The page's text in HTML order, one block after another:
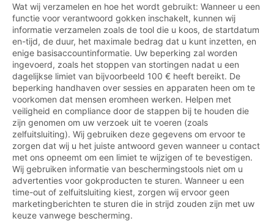
Wat wij verzamelen en hoe het wordt gebruikt: Wanneer u een
functie voor verantwoord gokken inschakelt, kunnen wij
informatie verzamelen zoals de tool die u koos, de startdatum
en-tijd, de duur, het maximale bedrag dat u kunt inzetten, en
enige basisaccountinformatie. Uw beperking zal worden
ingevoerd, zoals het stoppen van stortingen nadat u een
dagelijkse limiet van bijvoorbeeld 100 € heeft bereikt. De
beperking handhaven over sessies en apparaten heen om te
voorkomen dat mensen eromheen werken. Helpen met
veiligheid en compliance door de stappen bij te houden die
zijn genomen om uw verzoek uit te voeren (zoals
zelfuitsluiting). Wij gebruiken deze gegevens om ervoor te
zorgen dat wij u het juiste antwoord geven wanneer u contact
met ons opneemt om een limiet te wijzigen of te bevestigen.
Wij gebruiken informatie van beschermingstools niet om u
advertenties voor gokproducten te sturen. Wanneer u een
time-out of zelfuitsluiting kiest, zorgen wij ervoor geen
marketingberichten te sturen die in strijd zouden zijn met uw
keuze vanwege bescherming.